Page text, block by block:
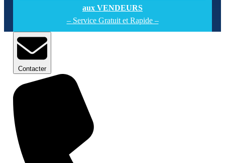
aux VENDEURS
– Service Gratuit et Rapide –
Contacter